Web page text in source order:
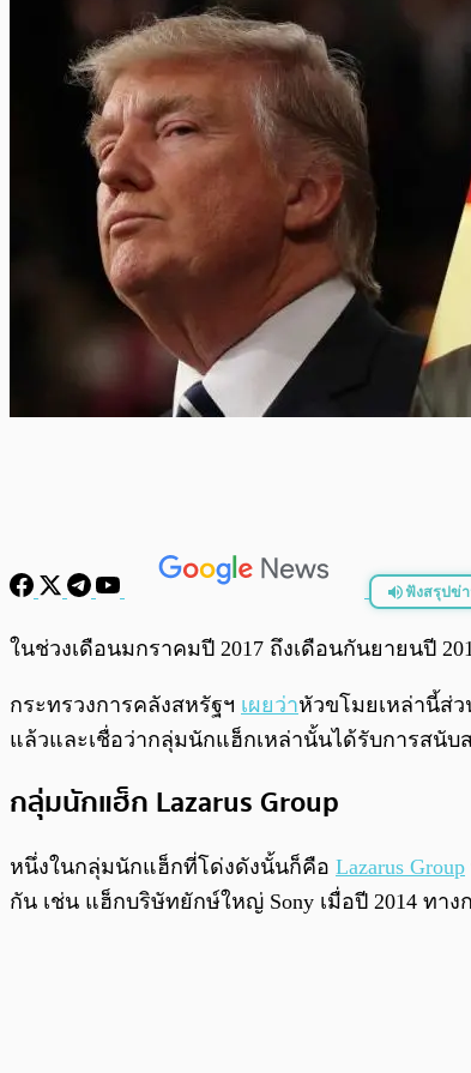
ฟังสรุปข่
พร้อมเล่น
ในช่วงเดือนมกราคมปี 2017 ถึงเดือนกันยายนปี
กระทรวงการคลังสหรัฐฯ เผยว่าหัวขโมยเหล่านี้ส่ว
แล้วและเชื่อว่ากลุ่มนักแฮ็กเหล่านั้นได้รับการสนั
กลุ่มนักแฮ็ก Lazarus Group
หนึ่งในกลุ่มนักแฮ็กที่โด่งดังนั้นก็คือ Lazarus Group
กัน เช่น แฮ็กบริษัทยักษ์ใหญ่ Sony เมื่อปี 2014 ทา